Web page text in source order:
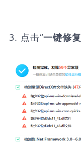
3. 点击“一键修复